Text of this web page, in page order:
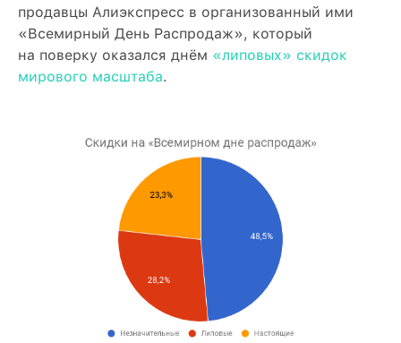
продавцы Алиэкспресс в организованный ими
«Всемирный День Распродаж», который
на поверку оказался днём «липовых» скидок
мирового масштаба.